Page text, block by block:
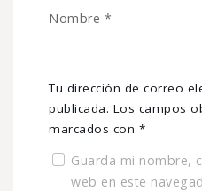
Tu dirección de correo
publicada. Los campos
marcados con *
Nombre *
Guarda mi nombre,
web en este